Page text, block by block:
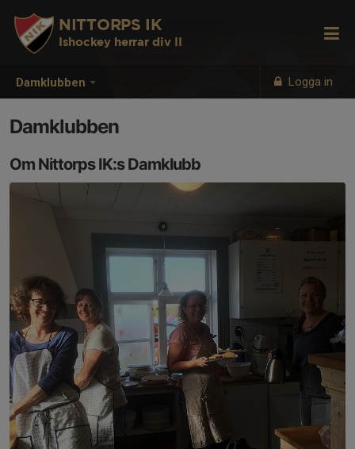
Damklubben Logga in
NITTORPS IK
Ishockey herrar div II
Damklubben
Om Nittorps IK:s Damklubb